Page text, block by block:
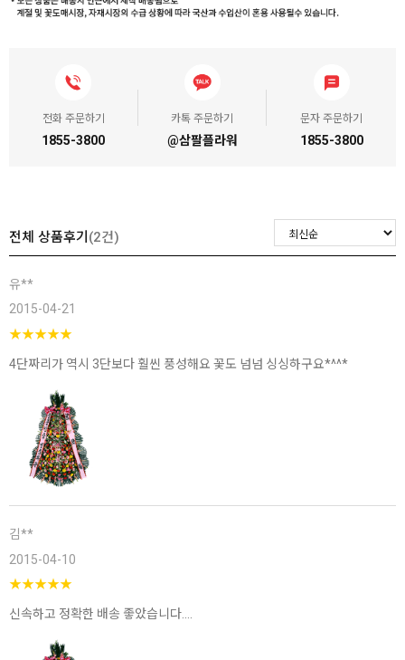
전화 주문하기
1855-3800
카톡 주문하기
@삼팔플라워
문자 주문하기
1855-3800
전체 상품후기 (2건)
유**
2015-04-21
★★★★★
4단짜리가 역시 3단보다 훨씬 풍성해요 꽃도 넘넘 싱싱하구요*^^*
김**
2015-04-10
★★★★★
신속하고 정확한 배송 좋았습니다....